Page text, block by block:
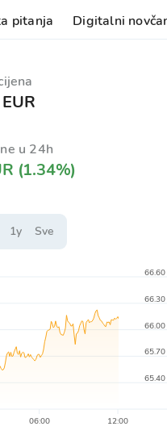
pitanja Digitalni
u 24h
(1.34%)
1y Sve
06:00 12:00
65.40
65.70
66.00
66.30
66.60